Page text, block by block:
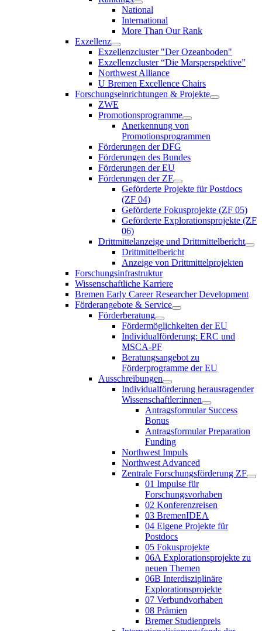
National
International
More Than Our Rank
Exzellenz
Exzellenzcluster "Der Ozeanboden"
Exzellenzcluster “Die Marsperspektive”
Northwest Alliance
U Bremen Excellence Chairs
Forschungseinrichtungen & Projekte
ZWE
Promotionsprogramme
Anerkennung von
Promotionsprogrammen
Förderungen der DFG
Förderungen des Bundes
Förderungen der EU
Förderungen der ZF
Geförderte Projekte für Postdocs
(ZF 04)
Geförderte Fokusprojekte (ZF 05)
Geförderte Explorationsprojekte (ZF
06)
Drittmittelanzeige und Drittmittelbericht
Drittmittelbericht
Anzeige von Drittmittelprojekten
Forschungsinfrastruktur
Wissenschaftliche Karriere
Bremen Early Career Researcher Development
Förderangebote & Service
Förderberatung
Fördermöglichkeiten der EU
Individualförderung: ERC und
MSCA-PF
Beratungsangebot zu
Förderprogramme der EU
Ausschreibungen
Individualförderung herausragender
Wissenschaftler:innen
Antragsformular Success
Bonus
Antragsformular Preparation
Funding
Northwest Impuls
Northwest Advanced
Zentrale Forschungsförderung ZF
01 Impulse für
Forschungsvorhaben
02 Konferenzreisen
03 BremenIDEA
04 Eigene Projekte für
Postdocs
05 Fokusprojekte
06A Explorationsprojekte zu
neuen Themen
06B Interdisziplinäre
Explorationsprojekte
07 Verbundvorhaben
08 Prämien
Bremer Studienpreis